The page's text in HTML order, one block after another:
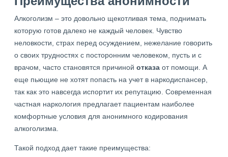
Алкоголизм – это довольно щекотливая тема, поднимать
которую готов далеко не каждый человек. Чувство
неловкости, страх перед осуждением, нежелание говорить
о своих трудностях с посторонним человеком, пусть и с
врачом, часто становятся причиной отказа от помощи. А
еще пьющие не хотят попасть на учет в наркодиспансер,
так как это навсегда испортит их репутацию. Современная
частная наркология предлагает пациентам наиболее
комфортные условия для анонимного кодирования
алкоголизма.
Такой подход дает такие преимущества: